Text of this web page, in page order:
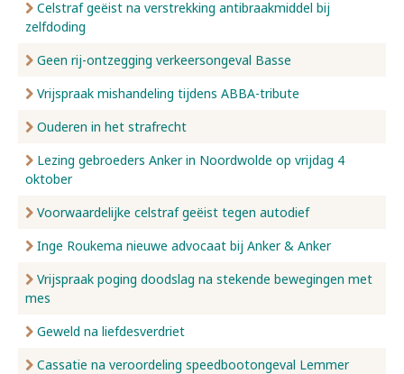
Celstraf geëist na verstrekking antibraakmiddel bij
zelfdoding
Geen rij-ontzegging verkeersongeval Basse
Vrijspraak mishandeling tijdens ABBA-tribute
Ouderen in het strafrecht
Lezing gebroeders Anker in Noordwolde op vrijdag 4
oktober
Voorwaardelijke celstraf geëist tegen autodief
Inge Roukema nieuwe advocaat bij Anker & Anker
Vrijspraak poging doodslag na stekende bewegingen met
mes
Geweld na liefdesverdriet
Cassatie na veroordeling speedbootongeval Lemmer